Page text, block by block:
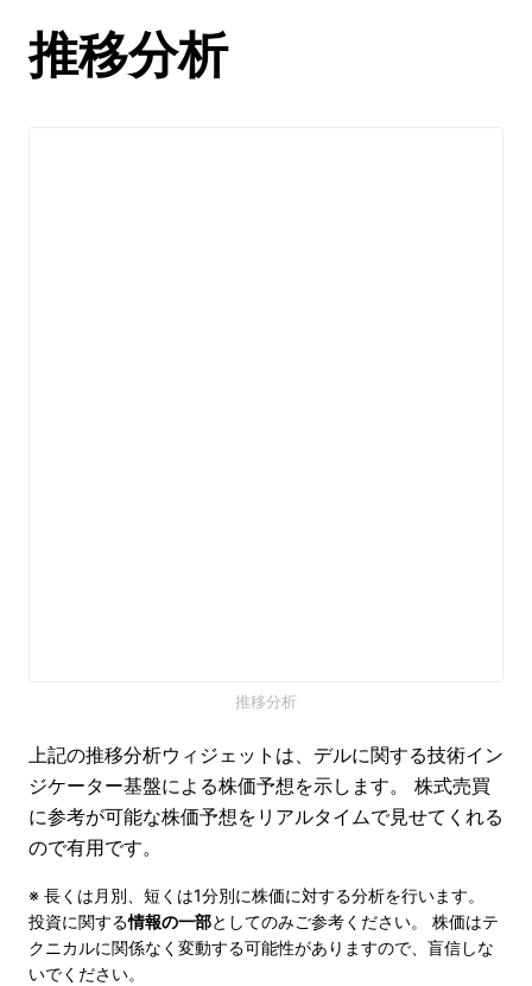
推移分析
推移分析
上記の推移分析ウィジェットは、デルに関する技術イン
ジケーター基盤による株価予想を示します。 株式売買
に参考が可能な株価予想をリアルタイムで見せてくれる
ので有用です。
※ 長くは月別、短くは1分別に株価に対する分析を行います。
投資に関する情報の一部としてのみご参考ください。 株価はテ
クニカルに関係なく変動する可能性がありますので、盲信しな
いでください。